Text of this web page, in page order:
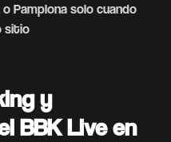
Pamplona solo cuando
sitio
y
BBK Live en